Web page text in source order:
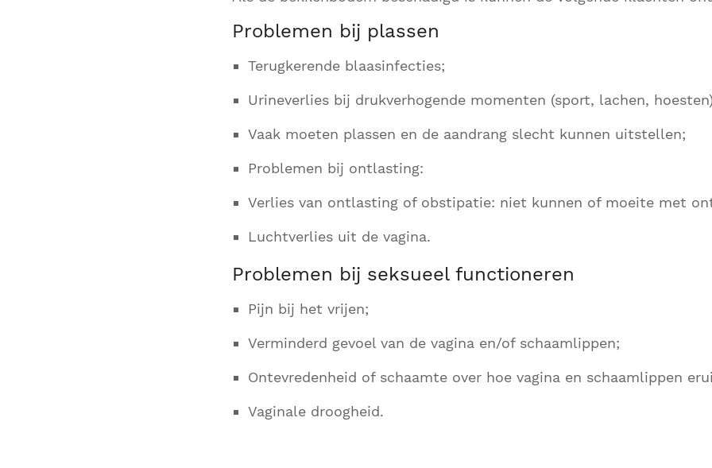
Problemen bij plassen
Terugkerende blaasinfecties;
Urineverlies bij drukverhogende momenten (sport, lachen,
Vaak moeten plassen en de aandrang slecht kunnen uitstellen;
Problemen bij ontlasting:
Verlies van ontlasting of obstipatie: niet kunnen of moeite met
Luchtverlies uit de vagina.
Problemen bij seksueel functioneren
Pijn bij het vrijen;
Verminderd gevoel van de vagina en/of schaamlippen;
Ontevredenheid of schaamte over hoe vagina en schaamlippen
Vaginale droogheid.